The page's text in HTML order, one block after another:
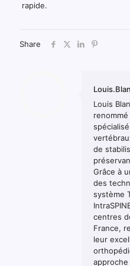
rapide.
Share
Louis
de
Grâce à
des
système
centres
France,
leur